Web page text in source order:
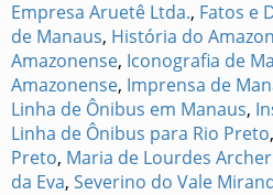
Empresa Aruetê Ltda., Fatos e
de Manaus, História do
Amazonense, Iconografia de
Amazonense, Imprensa de
Linha de Ônibus em Manaus,
Linha de Ônibus para Rio Preto,
Preto, Maria de Lourdes
da Eva, Severino do Vale